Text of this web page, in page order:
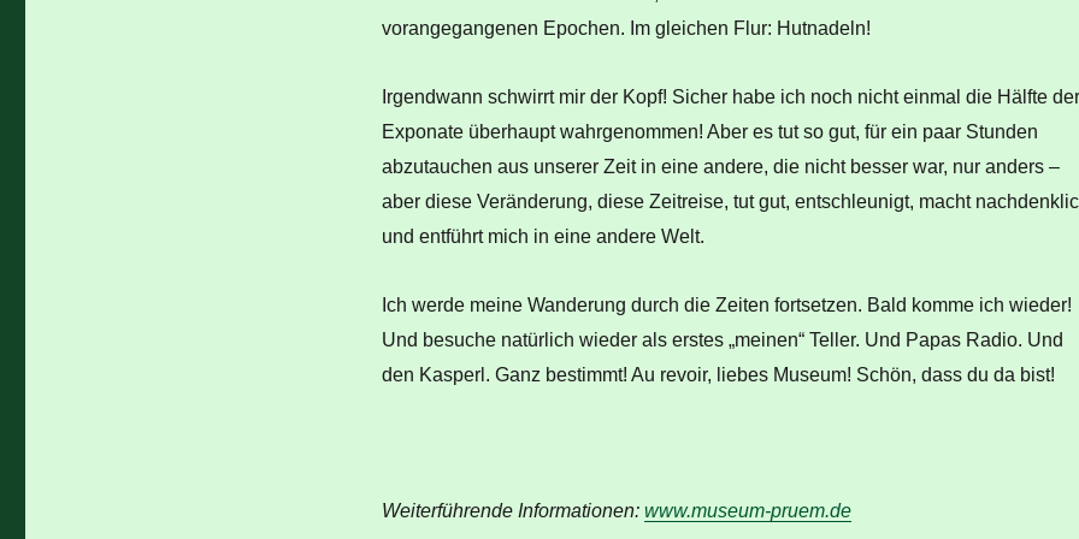
vorangegangenen Epochen. Im gleichen Flur: Hutnadeln!
Irgendwann schwirrt mir der Kopf! Sicher habe ich noch nicht einmal die Hälfte der
Exponate überhaupt wahrgenommen! Aber es tut so gut, für ein paar Stunden
abzutauchen aus unserer Zeit in eine andere, die nicht besser war, nur anders –
aber diese Veränderung, diese Zeitreise, tut gut, entschleunigt, macht
und entführt mich in eine andere Welt.
Ich werde meine Wanderung durch die Zeiten fortsetzen. Bald komme ich wieder!
Und besuche natürlich wieder als erstes „meinen“ Teller. Und Papas Radio. Und
den Kasperl. Ganz bestimmt! Au revoir, liebes Museum! Schön, dass du da bist!
Weiterführende Informationen: www.museum-pruem.de